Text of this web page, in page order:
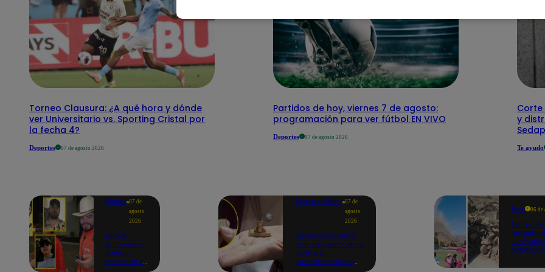
Torneo Clausura: ¿A qué hora y dónde
ver Universitario vs. Sporting Cristal por
la fecha 4?
Deportes 07 de agosto 2026
Partidos de hoy, viernes 7 de agosto:
programación para ver fútbol EN VIVO
Deportes 07 de agosto 2026
Corte
y
Te ayudo
Mundo 07 de
agosto
2026
Nueve
influencers
fueron
asesinados
Entretenimiento 07 de
agosto
2026
Presentan el libro
más pequeño de la
Feria del
Internacional del
Perú 06 de
Sismo de
Junín
heridos,
propició